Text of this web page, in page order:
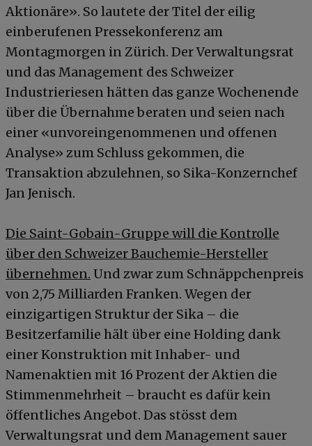
Aktionäre». So lautete der Titel der eilig
einberufenen Pressekonferenz am
Montagmorgen in Zürich. Der Verwaltungsrat
und das Management des Schweizer
Industrieriesen hätten das ganze Wochenende
über die Übernahme beraten und seien nach
einer «unvoreingenommenen und offenen
Analyse» zum Schluss gekommen, die
Transaktion abzulehnen, so Sika-Konzernchef
Jan Jenisch.
Die Saint-Gobain-Gruppe will die Kontrolle
über den Schweizer Bauchemie-Hersteller
übernehmen. Und zwar zum Schnäppchenpreis
von 2,75 Milliarden Franken. Wegen der
einzigartigen Struktur der Sika – die
Besitzerfamilie hält über eine Holding dank
einer Konstruktion mit Inhaber- und
Namenaktien mit 16 Prozent der Aktien die
Stimmenmehrheit – braucht es dafür kein
öffentliches Angebot. Das stösst dem
Verwaltungsrat und dem Management sauer